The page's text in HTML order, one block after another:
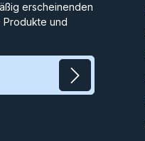
erscheinenden
Produkte und